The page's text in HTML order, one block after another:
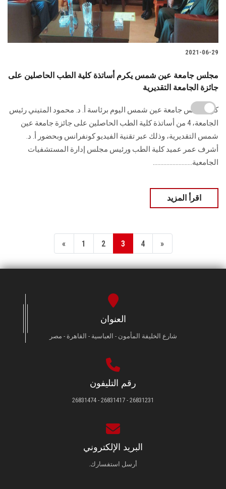
2021-06-29
مجلس جامعة عين شمس يكرم أساتذة كلية الطب الحاصلين على
جائزة الجامعة التقديرية
كرم مجلس جامعة عين شمس اليوم برئاسة أ. د. محمود المتيني رئيس
الجامعة، 4 من أساتذة كلية الطب الحاصلين على جائزة جامعة عين
شمس التقديرية، وذلك عبر تقنية الفيديو كونفرانس وبحضور أ. د.
أشرف عمر عميد كلية الطب ورئيس مجلس إدارة المستشفيات
الجامعية..........................
اقرأ المزيد
« 1 2 3 4 »
العنوان
شارع الخليفة المأمون - العباسية - القاهرة - مصر
رقم التليفون
26831231 - 26831417 - 26831474
البريد الإلكتروني
أرسل استفسارك.